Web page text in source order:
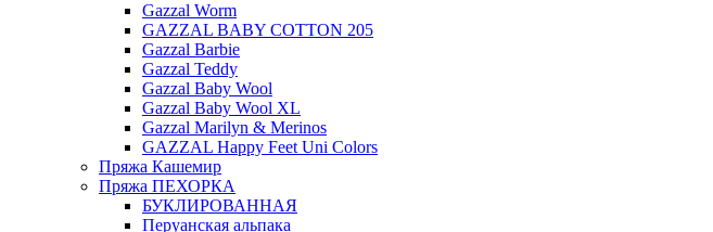
Gazzal Worm
GAZZAL BABY COTTON 205
Gazzal Barbie
Gazzal Teddy
Gazzal Baby Wool
Gazzal Baby Wool XL
Gazzal Marilyn & Merinos
GAZZAL Happy Feet Uni Colors
Пряжа Кашемир
Пряжа ПЕХОРКА
БУКЛИРОВАННАЯ
Перуанская альпака